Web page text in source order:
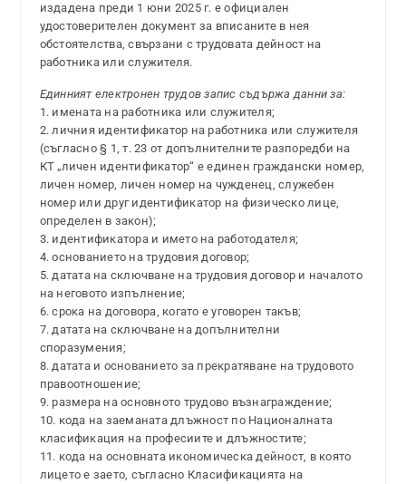
издадена преди 1 юни 2025 г. е официален
удостоверителен документ за вписаните в нея
обстоятелства, свързани с трудовата дейност на
работника или служителя.
Единният електронен трудов запис съдържа данни за:
1. имената на работника или служителя;
2. личния идентификатор на работника или служителя
(съгласно § 1, т. 23 от допълнителните разпоредби на
КТ „личен идентификатор“ е единен граждански номер,
личен номер, личен номер на чужденец, служебен
номер или друг идентификатор на физическо лице,
определен в закон);
3. идентификатора и името на работодателя;
4. основанието на трудовия договор;
5. датата на сключване на трудовия договор и началото
на неговото изпълнение;
6. срока на договора, когато е уговорен такъв;
7. датата на сключване на допълнителни
споразумения;
8. датата и основанието за прекратяване на трудовото
правоотношение;
9. размера на основното трудово възнаграждение;
10. кода на заеманата длъжност по Националната
класификация на професиите и длъжностите;
11. кода на основната икономическа дейност, в която
лицето е заето, съгласно Класификацията на